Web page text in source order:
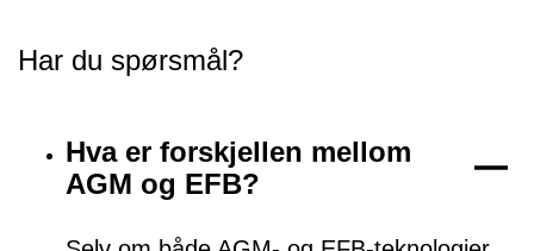
Har du spørsmål?
Hva er forskjellen mellom
AGM og EFB?